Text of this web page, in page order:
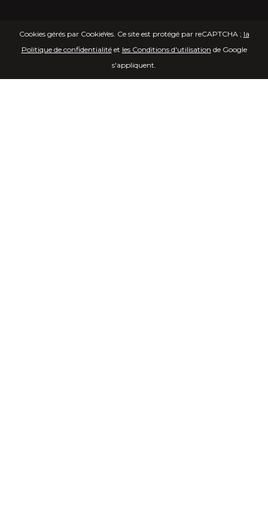
Cookies gérés par CookieYes. Ce site est protégé par reCAPTCHA ; la
Politique de confidentialitéet les Conditions d'utilisation de Google
s'appliquent.